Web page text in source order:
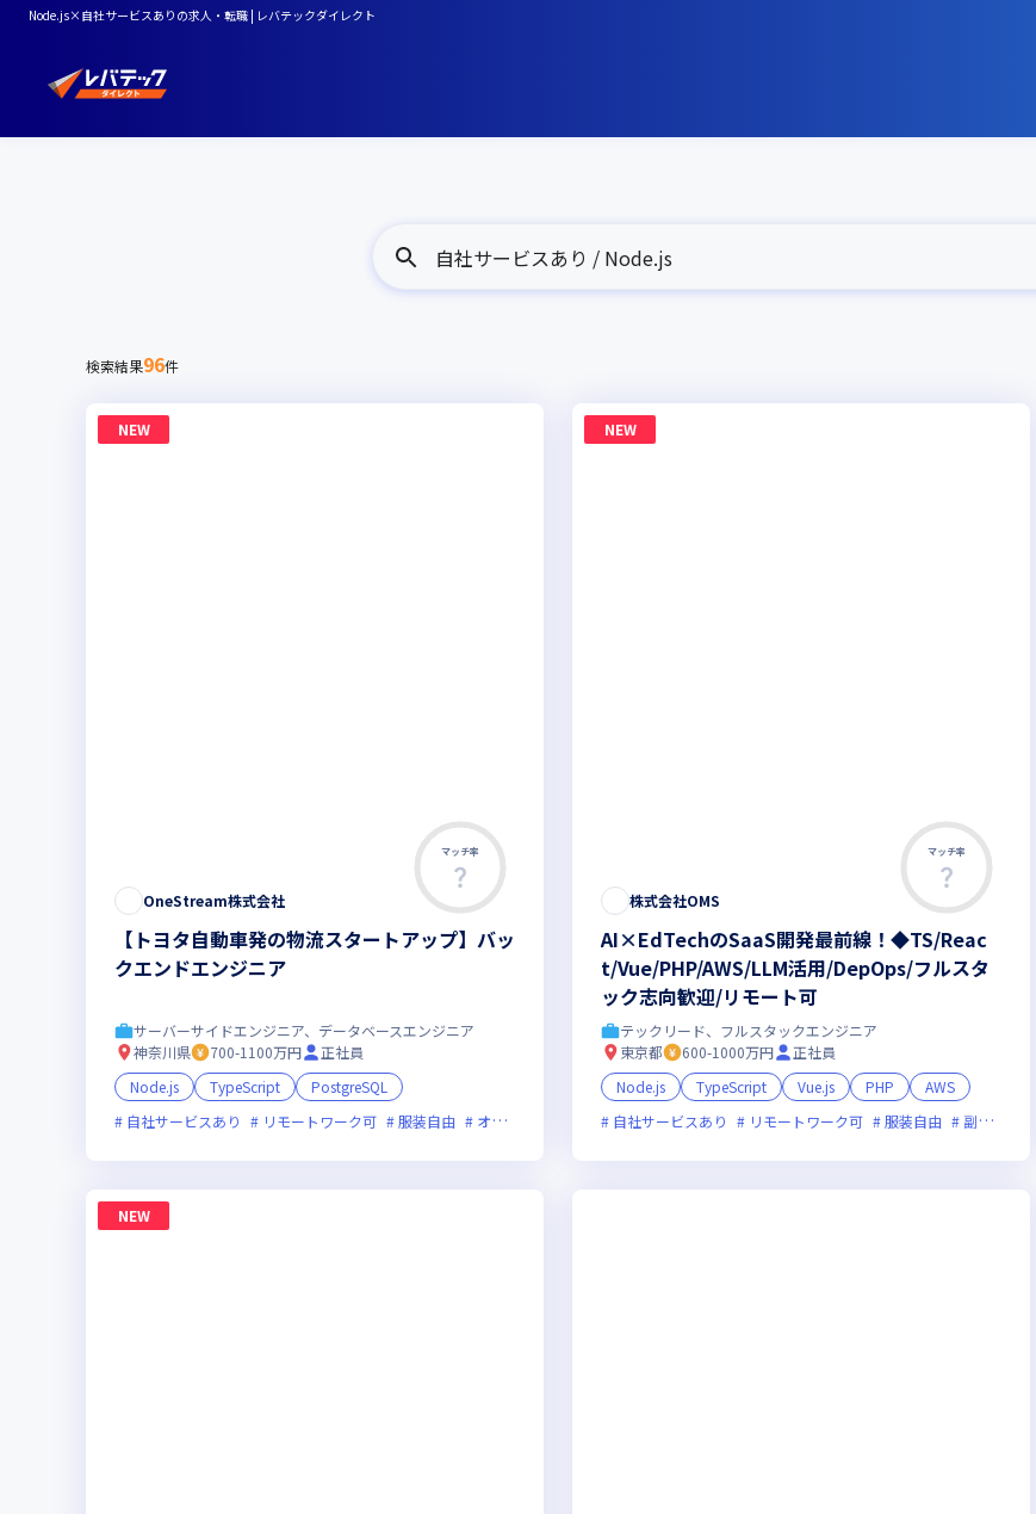
Node.js×自社サービスありの求人・転職 | レバテックダイレクト
自社サービスあり / Node.js
検索結果96件
NEW
マッチ率
OneStream株式会社
【トヨタ自動車発の物流スタートアップ】バッ
クエンドエンジニア
サーバーサイドエンジニア、データベースエンジニア
神奈川県
700-1100万円
正社員
Node.js
TypeScript
PostgreSQL
自社サービスあり
リモートワーク可 服装自由 オンライン選考可
NEW
マッチ率
株式会社OMS
AI×EdTechのSaaS開発最前線！◆TS/Reac
t/Vue/PHP/AWS/LLM活用/DepOps/フルスタ
ック志向歓迎/リモート可
テックリード、フルスタックエンジニア
東京都
600-1000万円
正社員
Node.js
TypeScript Vue.js PHP
AWS
自社サービスあり
リモートワーク可 服装自由 副業可
NEW